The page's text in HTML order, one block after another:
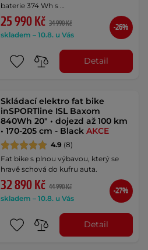
baterie 374 Wh s …
25 990 Kč 34 990 Kč
skladem – 10.8. u Vás
-26%
Detail
Skládací elektro fat bike
inSPORTline ISL Baxom
840Wh 20" • dojezd až 100 km
• 170-205 cm - BlackAKCE
4.9 (8)
Fat bike s plnou výbavou, který se
hravě schová do kufru auta.
32 890 Kč 44 990 Kč
skladem – 10.8. u Vás
-27%
Detail